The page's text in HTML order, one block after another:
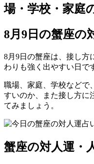
場・学校・家庭
8月9日の蟹座の
8月9日の蟹座は、接し方
わりも強く出やすい日で
職場、家庭、学校などで
すいのか、また接し方に
てみましょう。
蟹座の対人運・